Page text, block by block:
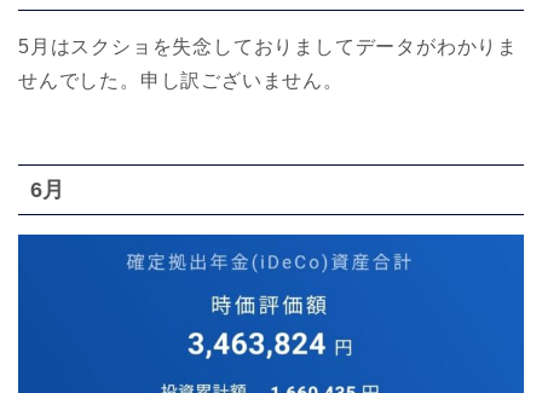
5月はスクショを失念しておりましてデータがわかりま
せんでした。申し訳ございません。
6月